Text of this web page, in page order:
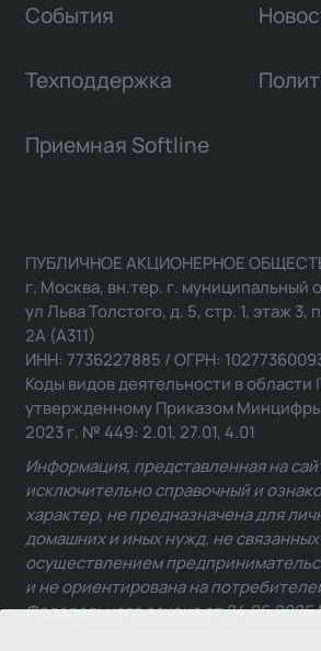
События
Техподдержка
Приемная Softline
ПУБЛИЧНОЕ АКЦИОНЕРНОЕ
г. Москва, вн.тер. г. муниципальный
ул Льва Толстого, д. 5, стр. 1, этаж
2А (А311)
ИНН: 7736227885 / ОГРН:
Коды видов деятельности в области
утвержденному Приказом Минцифры
2023 г. № 449: 2.01, 27.01, 4.01
Информация, представленная на
исключительно справочный и
характер, не предназначена для
домашних и иных нужд, не связанных
осуществлением
и не ориентирована на
Федерального закона от